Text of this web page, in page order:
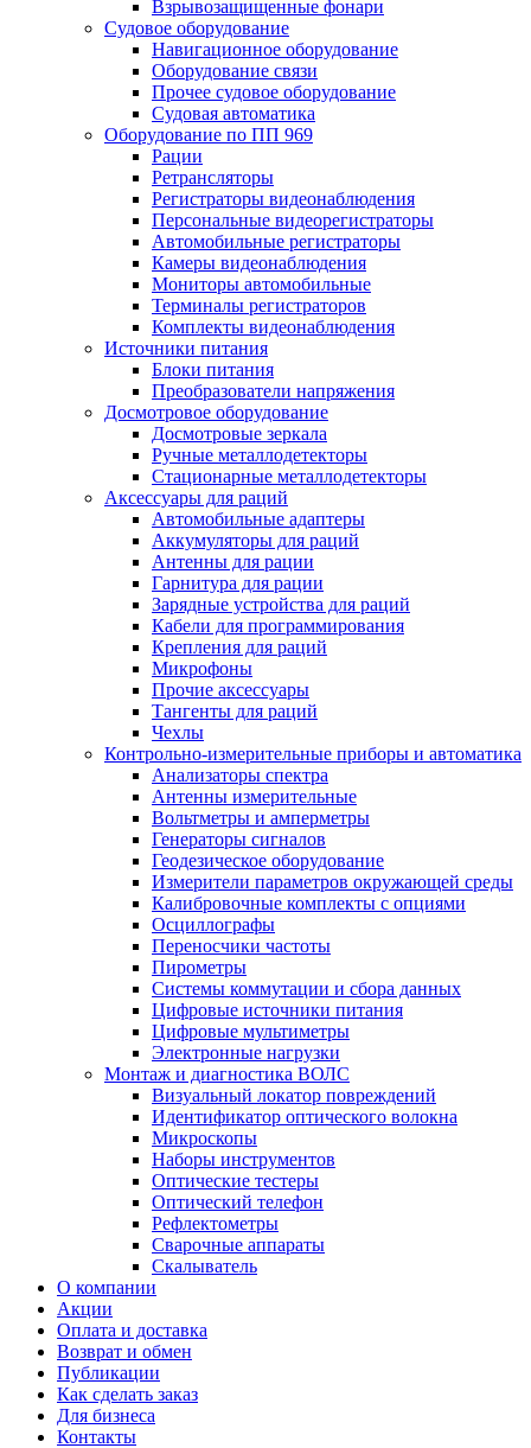
Взрывозащищенные фонари
Судовое оборудование
Навигационное оборудование
Оборудование связи
Прочее судовое оборудование
Судовая автоматика
Оборудование по ПП 969
Рации
Ретрансляторы
Регистраторы видеонаблюдения
Персональные видеорегистраторы
Автомобильные регистраторы
Камеры видеонаблюдения
Мониторы автомобильные
Терминалы регистраторов
Комплекты видеонаблюдения
Источники питания
Блоки питания
Преобразователи напряжения
Досмотровое оборудование
Досмотровые зеркала
Ручные металлодетекторы
Стационарные металлодетекторы
Аксессуары для раций
Автомобильные адаптеры
Аккумуляторы для раций
Антенны для рации
Гарнитура для рации
Зарядные устройства для раций
Кабели для программирования
Крепления для раций
Микрофоны
Прочие аксессуары
Тангенты для раций
Чехлы
Контрольно-измерительные приборы и автоматика
Анализаторы спектра
Антенны измерительные
Вольтметры и амперметры
Генераторы сигналов
Геодезическое оборудование
Измерители параметров окружающей среды
Калибровочные комплекты с опциями
Осциллографы
Переносчики частоты
Пирометры
Системы коммутации и сбора данных
Цифровые источники питания
Цифровые мультиметры
Электронные нагрузки
Монтаж и диагностика ВОЛС
Визуальный локатор повреждений
Идентификатор оптического волокна
Микроскопы
Наборы инструментов
Оптические тестеры
Оптический телефон
Рефлектометры
Сварочные аппараты
Скалыватель
О компании
Акции
Оплата и доставка
Возврат и обмен
Публикации
Как сделать заказ
Для бизнеса
Контакты